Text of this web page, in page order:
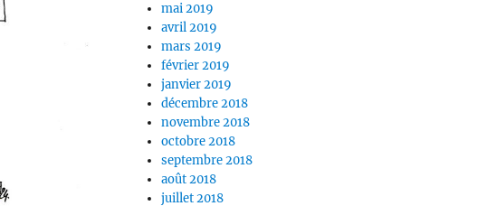
mai 2019
avril 2019
mars 2019
février 2019
janvier 2019
décembre 2018
novembre 2018
octobre 2018
septembre 2018
août 2018
juillet 2018